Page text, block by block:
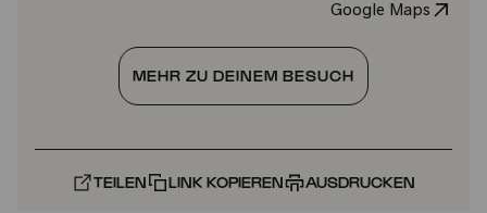
Google Maps
MEHR ZU DEINEM BESUCH
TEILEN LINK KOPIEREN AUSDRUCKEN